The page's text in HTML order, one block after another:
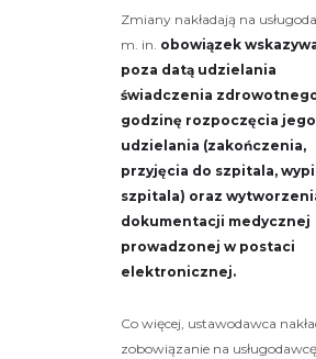
Zmiany nakładają na
m. in. obowiązek
poza datą udzielania
świadczenia
godzinę rozpoczęcia jego
udzielania (zakończenia,
przyjęcia do szpitala,
szpitala) oraz
dokumentacji medycznej
prowadzonej w postaci
elektronicznej.
Co więcej, ustawodawca
zobowiązanie na usługodawcę